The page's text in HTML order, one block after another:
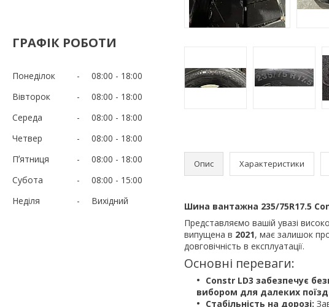
ГРАФІК РОБОТИ
Понеділок 08:00
18:00
Вівторок
08:00
18:00
Середа
08:00
18:00
Четвер
08:00
18:00
Пʼятниця
08:00
18:00
Субота
08:00
15:00
Неділя
Вихідний
Опис Характеристики
Шина вантажна 235/75R17.5
Представляємо вашій увазі
випущена в 2021, має залишок
довговічність в експлуатації.
Основні переваги:
Constr LD3 забезпечує
вибором для далеких
Стабільність на дорозі: